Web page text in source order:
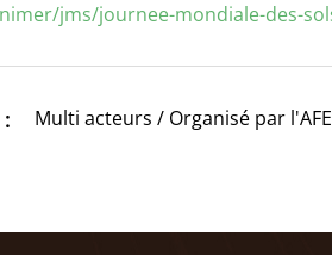
jms/journee-mondiale-des-
Multi acteurs / Organisé par